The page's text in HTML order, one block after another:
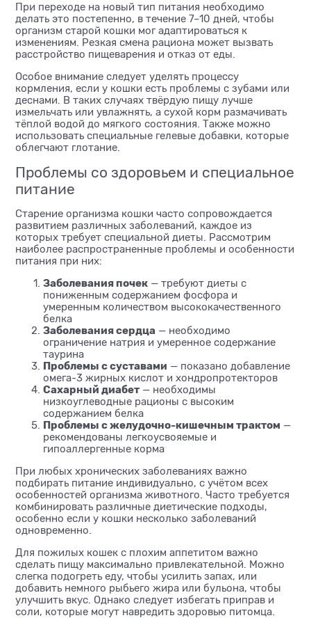
При переходе на новый тип питания необходимо
делать это постепенно, в течение 7–10 дней, чтобы
организм старой кошки мог адаптироваться к
изменениям. Резкая смена рациона может вызвать
расстройство пищеварения и отказ от еды.
Особое внимание следует уделять процессу
кормления, если у кошки есть проблемы с зубами или
деснами. В таких случаях твёрдую пищу лучше
измельчать или увлажнять, а сухой корм размачивать
тёплой водой до мягкого состояния. Также можно
использовать специальные гелевые добавки, которые
облегчают глотание.
Проблемы со здоровьем и специальное
питание
Старение организма кошки часто сопровождается
развитием различных заболеваний, каждое из
которых требует специальной диеты. Рассмотрим
наиболее распространенные проблемы и особенности
питания при них:
Заболевания почек — требуют диеты с
пониженным содержанием фосфора и
умеренным количеством высококачественного
белка
Заболевания сердца — необходимо
ограничение натрия и умеренное содержание
таурина
Проблемы с суставами — показано добавление
омега-3 жирных кислот и хондропротекторов
Сахарный диабет — необходимы
низкоуглеводные рационы с высоким
содержанием белка
Проблемы с желудочно-кишечным трактом —
рекомендованы легкоусвояемые и
гипоаллергенные корма
При любых хронических заболеваниях важно
подбирать питание индивидуально, с учётом всех
особенностей организма животного. Часто требуется
комбинировать различные диетические подходы,
особенно если у кошки несколько заболеваний
одновременно.
Для пожилых кошек с плохим аппетитом важно
сделать пищу максимально привлекательной. Можно
слегка подогреть еду, чтобы усилить запах, или
добавить немного рыбьего жира или бульона, чтобы
улучшить вкус. Однако следует избегать приправ и
соли, которые могут навредить здоровью питомца.